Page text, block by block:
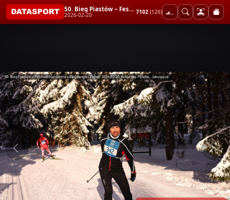
50. Bieg Piastów – Festiwal Narciarstwa Biegowego - Piątek
2026-02-20 7102 (126)